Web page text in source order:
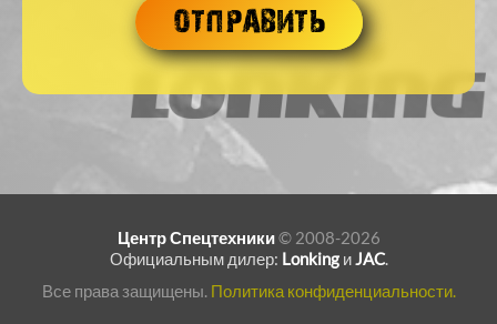
Центр Спецтехники© 2008-2026
Официальным дилер: LonkingиJAC.
Все права защищены. Политика конфиденциальности.